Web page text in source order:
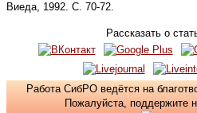
Виеда, 1992. С. 70-72.
Рассказать о
Работа СибРО ведётся на
Пожалуйста, поддержите